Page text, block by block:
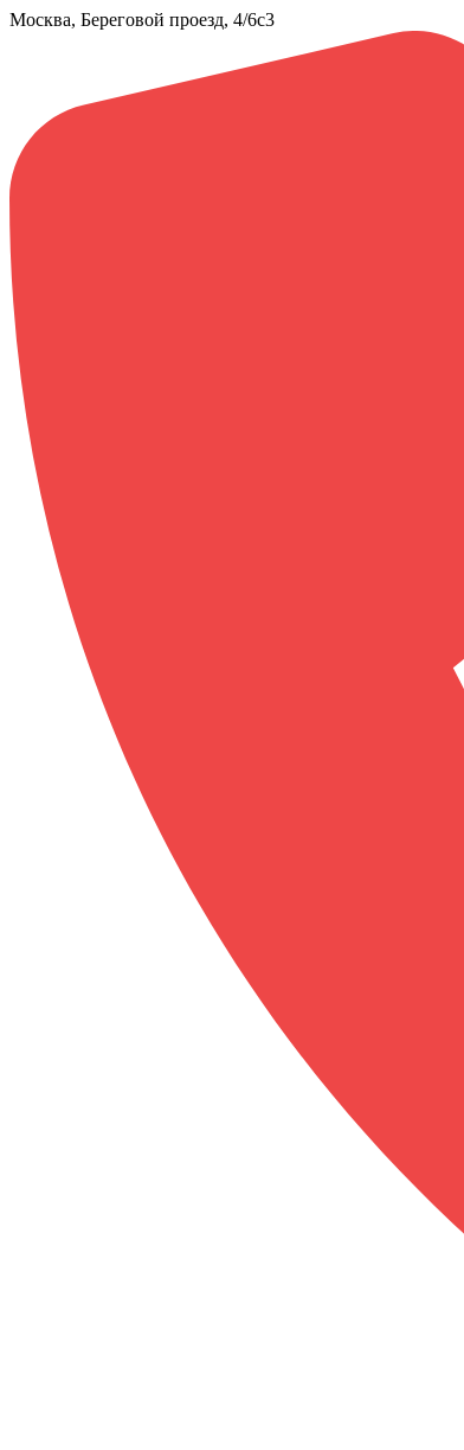
Москва, Береговой проезд, 4/6с3